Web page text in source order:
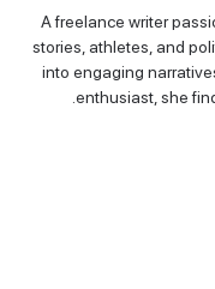
A freelance writer
stories, athletes, and
into engaging
enthusiast, she